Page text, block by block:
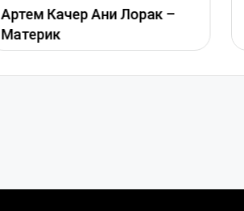
Артем Качер Ани Лорак –
Материк